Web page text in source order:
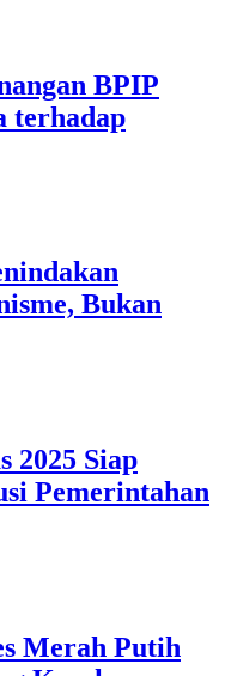
BPIP
terhadap
Bukan
2025 Siap
Pemerintahan
Merah Putih